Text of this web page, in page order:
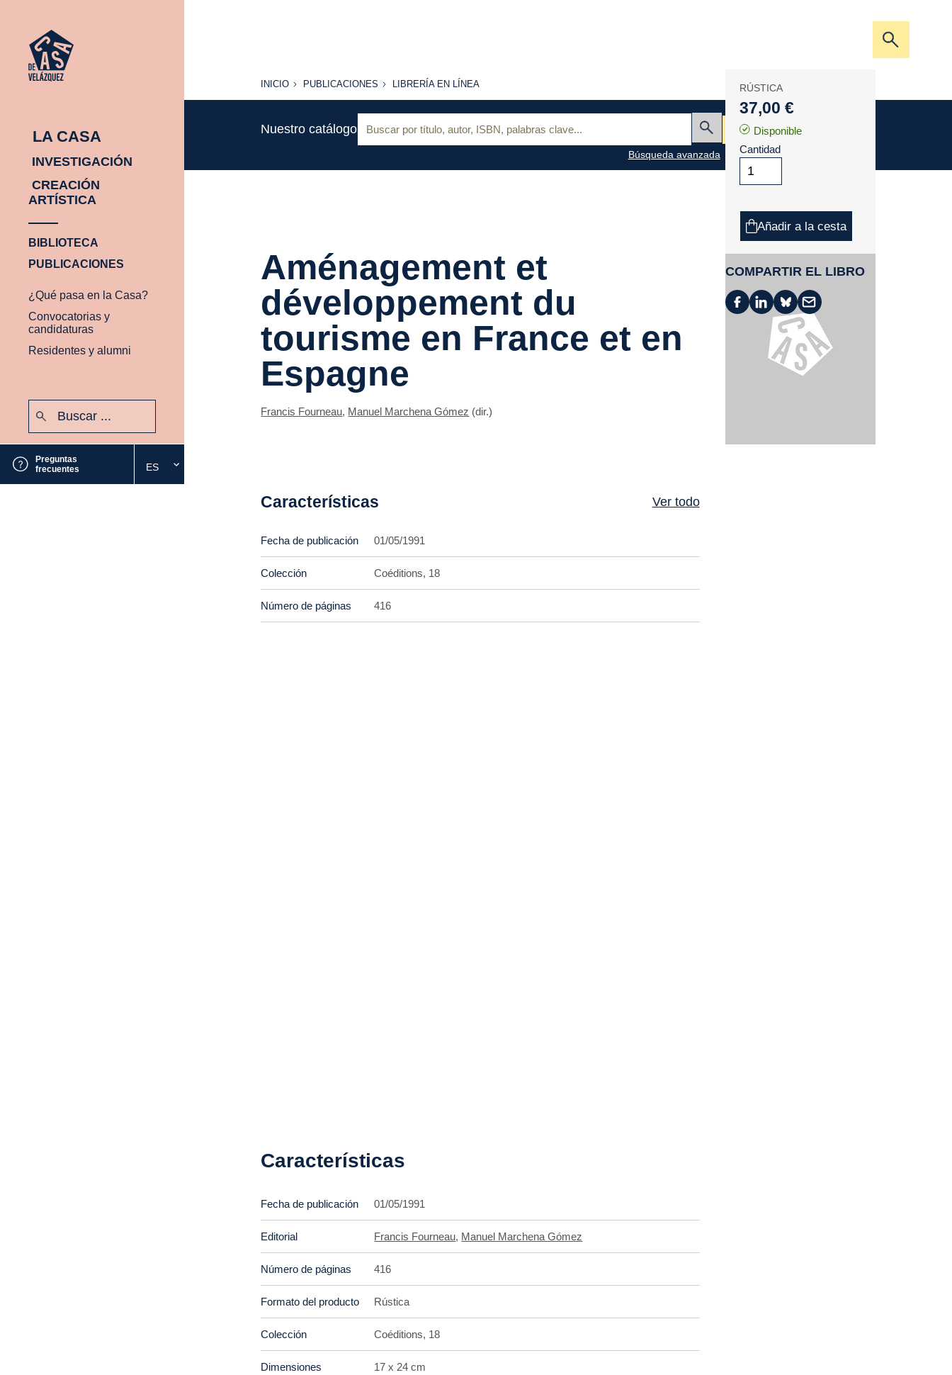
LA CASA
INVESTIGACIÓN
CREACIÓN
ARTÍSTICA
BIBLIOTECA
PUBLICACIONES
¿Qué pasa en la Casa?
Convocatorias y
candidaturas
Residentes y alumni
Preguntas
frecuentes
Seleccione
el
ES
Abrir/
la
INICIO
INICIO PUBLICACIONES
PUBLICACIONES
LIBRERÍA
LÍNEA
LIBRERÍA EN LÍNEA
Nuestro catálogo
Búsqueda avanzada
Mi cesta
Aménagement et
développement du
tourisme en France et en
Espagne
Francis Fourneau, Manuel Marchena Gómez (dir.)
Características Ver todo
Fecha de publicación 01/05/1991
Colección Coéditions, 18
Número de páginas 416
Características
Fecha de publicación 01/05/1991
Editorial Francis Fourneau, Manuel Marchena Gómez
Número de páginas 416
Formato del producto Rústica
Colección Coéditions, 18
Dimensiones 17 x 24 cm
RÚSTICA
37,00 €
Disponible
Cantidad
Añadir a la cesta
COMPARTIR EL LIBRO